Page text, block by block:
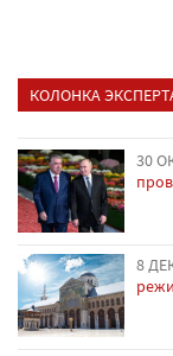
КОЛОНКА
30
8